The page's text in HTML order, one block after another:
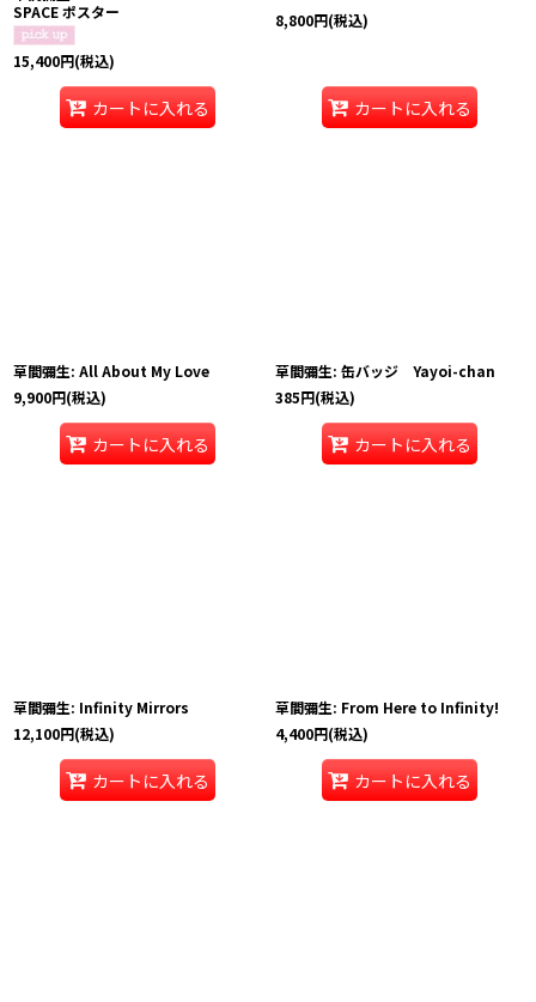
SPACE ポスター
15,400円(税込)
カートに入れる
8,800円(税込)
カートに入れる
草間彌生: All About My Love
9,900円(税込)
カートに入れる
草間彌生: 缶バッジ Yayoi-chan
385円(税込)
カートに入れる
草間彌生: Infinity Mirrors
12,100円(税込)
カートに入れる
草間彌生: From Here to Infinity!
4,400円(税込)
カートに入れる